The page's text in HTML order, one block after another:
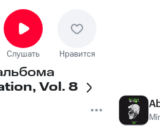
Слушать Нравится
Vol. 8